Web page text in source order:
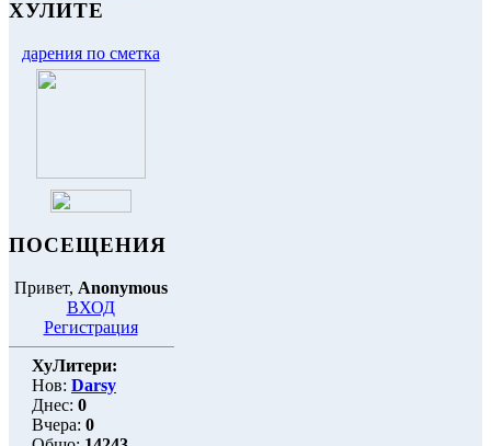
ХУЛИТЕ
дарения по сметка
ПОСЕЩЕНИЯ
Привет, Anonymous
ВХОД
Регистрация
ХуЛитери:
Нов: Darsy
Днес: 0
Вчера: 0